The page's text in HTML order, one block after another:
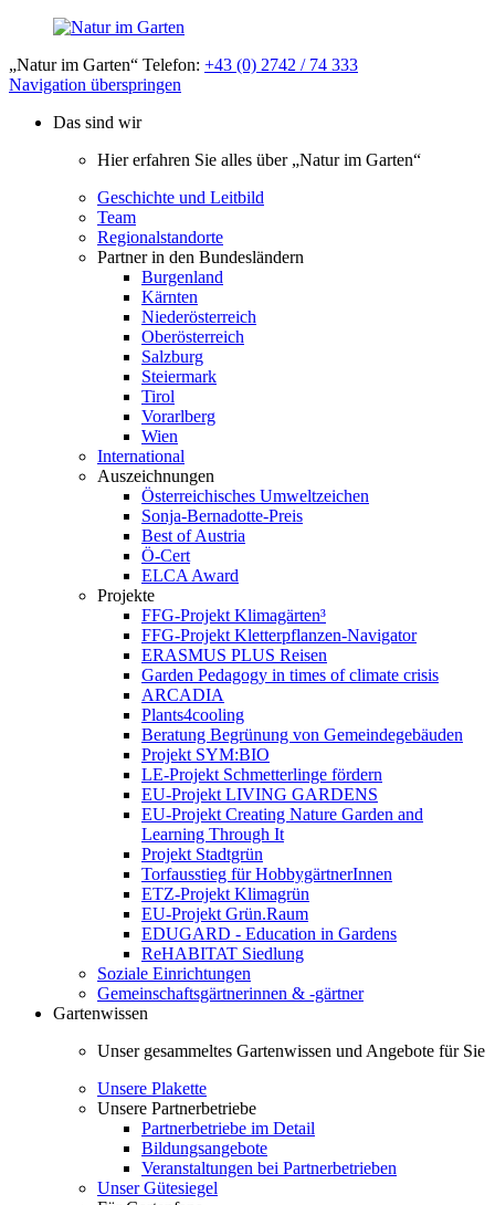
„Natur im Garten“ Telefon: +43 (0) 2742 / 74 333
Navigation überspringen
Das sind wir
Hier erfahren Sie alles über „Natur im Garten“
Geschichte und Leitbild
Team
Regionalstandorte
Partner in den Bundesländern
Burgenland
Kärnten
Niederösterreich
Oberösterreich
Salzburg
Steiermark
Tirol
Vorarlberg
Wien
International
Auszeichnungen
Österreichisches Umweltzeichen
Sonja-Bernadotte-Preis
Best of Austria
Ö-Cert
ELCA Award
Projekte
FFG-Projekt Klimagärten³
FFG-Projekt Kletterpflanzen-Navigator
ERASMUS PLUS Reisen
Garden Pedagogy in times of climate crisis
ARCADIA
Plants4cooling
Beratung Begrünung von Gemeindegebäuden
Projekt SYM:BIO
LE-Projekt Schmetterlinge fördern
EU-Projekt LIVING GARDENS
EU-Projekt Creating Nature Garden and
Learning Through It
Projekt Stadtgrün
Torfausstieg für HobbygärtnerInnen
ETZ-Projekt Klimagrün
EU-Projekt Grün.Raum
EDUGARD - Education in Gardens
ReHABITAT Siedlung
Soziale Einrichtungen
Gemeinschaftsgärtnerinnen & -gärtner
Gartenwissen
Unser gesammeltes Gartenwissen und Angebote für Sie
Unsere Plakette
Unsere Partnerbetriebe
Partnerbetriebe im Detail
Bildungsangebote
Veranstaltungen bei Partnerbetrieben
Unser Gütesiegel